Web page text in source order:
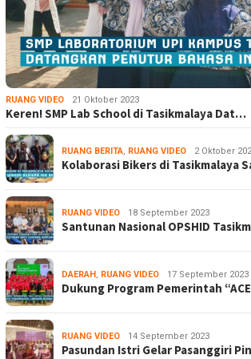
RUANG VIDEO 21 Oktober 2023
Keren! SMP Lab School di Tasikmalaya Dat…
RUANG BERITA, RUANG VIDEO 2 Oktober
Kolaborasi Bikers di Tasikmalaya
RUANG VIDEO 18 September 2023
Santunan Nasional OPSHID
DAERAH , RUANG VIDEO 17 September 2023
Dukung Program Pemerintah
RUANG VIDEO 14 September 2023
Pasundan Istri Gelar Pasanggiri